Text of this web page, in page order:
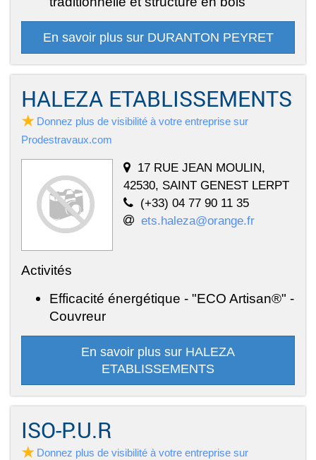
En savoir plus sur DURANTON PEYRET
HALEZA ETABLISSEMENTS
Donnez plus de visibilité à votre entreprise sur
Prodestravaux.com
17 RUE JEAN MOULIN,
42530, SAINT GENEST LERPT
(+33) 04 77 90 11 35
ets.haleza@orange.fr
Activités
Efficacité énergétique - "ECO Artisan®" -
Couvreur
En savoir plus sur HALEZA
ETABLISSEMENTS
ISO-P.U.R
Donnez plus de visibilité à votre entreprise sur